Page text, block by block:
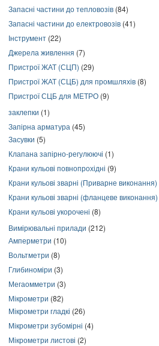
Запасні частини до тепловозів (84)
Запасні частини до електровозів (41)
Інструмент (22)
Джерела живлення (7)
Пристрої ЖАТ (СЦП) (29)
Пристрої ЖАТ (СЦБ) для промшляхів (8)
Пристрої СЦБ для МЕТРО (9)
заклепки (1)
Запірна арматура (45)
Засувки (5)
Клапана запірно-регулюючі (1)
Крани кульові повнопрохідні (9)
Крани кульові зварні (Приварне виконання)
Крани кульові зварні (фланцеве виконання)
Крани кульові укорочені (8)
Вимірювальні прилади (212)
Амперметри (10)
Вольтметри (8)
Глибиноміри (3)
Мегаомметри (3)
Мікрометри (82)
Мікрометри гладкі (26)
Мікрометри зубомірні (4)
Мікрометри листові (2)